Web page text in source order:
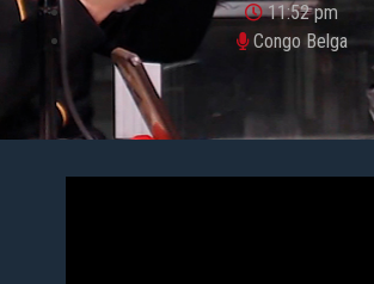
11:52 pm
Congo Belga